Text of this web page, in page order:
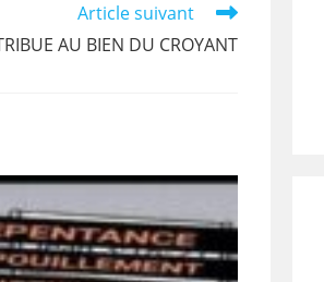
Article suivant
AU BIEN DU CROYANT